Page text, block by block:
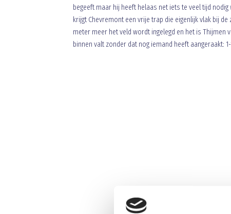
begeeft maar hij heeft helaas net iets te veel tijd
krijgt Chevremont een vrije trap die eigenlijk vlak bij
meter meer het veld wordt ingelegd en het is Thijmen
binnen valt zonder dat nog iemand heeft aangeraakt: 1-